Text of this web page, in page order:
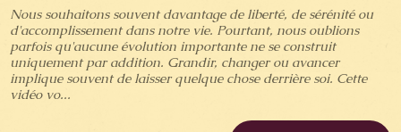
Nous souhaitons souvent davantage de liberté, de sérénité ou
d'accomplissement dans notre vie. Pourtant, nous oublions
parfois qu'aucune évolution importante ne se construit
uniquement par addition. Grandir, changer ou avancer
implique souvent de laisser quelque chose derrière soi. Cette
vidéo vo...